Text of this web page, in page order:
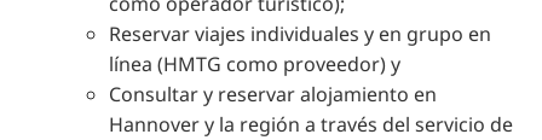
Reservar viajes individuales y en grupo en
línea (HMTG como proveedor) y
Consultar y reservar alojamiento en
Hannover y la región a través del servicio de